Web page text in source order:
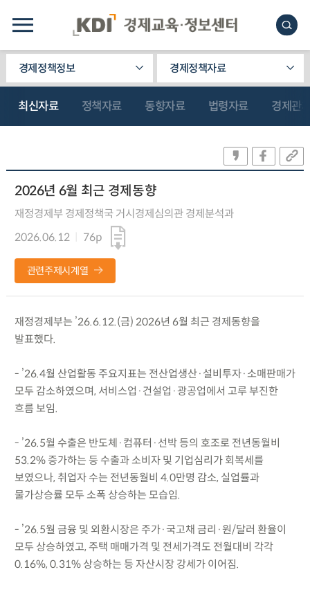
경제정책정보 경제정책자료
최신자료 정책자료 동향자료 법령자료 경제관
2026년 6월 최근 경제동향
재정경제부 경제정책국 거시경제심의관 경제분석과
2026.06.12
76p
관련주제시계열
재정경제부는 ’26.6.12.(금) 2026년 6월 최근 경제동향을
발표했다.
- ’26.4월 산업활동 주요지표는 전산업생산·설비투자·소매판매가
모두 감소하였으며, 서비스업·건설업·광공업에서 고루 부진한
흐름 보임.
- ’26.5월 수출은 반도체·컴퓨터·선박 등의 호조로 전년동월비
53.2% 증가하는 등 수출과 소비자 및 기업심리가 회복세를
보였으나, 취업자 수는 전년동월비 4.0만명 감소, 실업률과
물가상승률 모두 소폭 상승하는 모습임.
- ’26.5월 금융 및 외환시장은 주가·국고채 금리·원/달러 환율이
모두 상승하였고, 주택 매매가격 및 전세가격도 전월대비 각각
0.16%, 0.31% 상승하는 등 자산시장 강세가 이어짐.